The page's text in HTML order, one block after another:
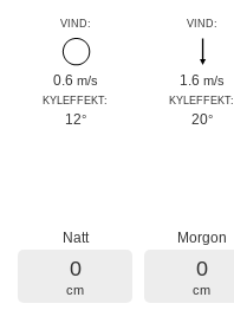
VIND:
0.6 m/s
KYLEFFEKT:
12°
VIND:
1.6 m/s
KYLEFFEKT:
20°
Natt
0
cm
Morgon
0
cm